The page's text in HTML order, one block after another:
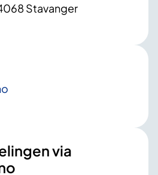
Stavanger
via